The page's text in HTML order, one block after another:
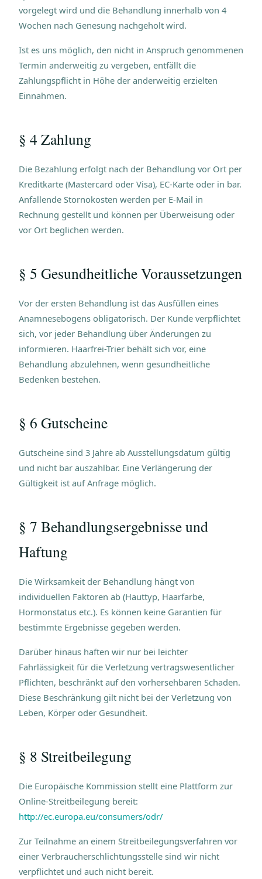
vorgelegt wird und die Behandlung innerhalb von 4
Wochen nach Genesung nachgeholt wird.
Ist es uns möglich, den nicht in Anspruch genommenen
Termin anderweitig zu vergeben, entfällt die
Zahlungspflicht in Höhe der anderweitig erzielten
Einnahmen.
§ 4 Zahlung
Die Bezahlung erfolgt nach der Behandlung vor Ort per
Kreditkarte (Mastercard oder Visa), EC-Karte oder in bar.
Anfallende Stornokosten werden per E-Mail in
Rechnung gestellt und können per Überweisung oder
vor Ort beglichen werden.
§ 5 Gesundheitliche Voraussetzungen
Vor der ersten Behandlung ist das Ausfüllen eines
Anamnesebogens obligatorisch. Der Kunde verpflichtet
sich, vor jeder Behandlung über Änderungen zu
informieren. Haarfrei-Trier behält sich vor, eine
Behandlung abzulehnen, wenn gesundheitliche
Bedenken bestehen.
§ 6 Gutscheine
Gutscheine sind 3 Jahre ab Ausstellungsdatum gültig
und nicht bar auszahlbar. Eine Verlängerung der
Gültigkeit ist auf Anfrage möglich.
§ 7 Behandlungsergebnisse und
Haftung
Die Wirksamkeit der Behandlung hängt von
individuellen Faktoren ab (Hauttyp, Haarfarbe,
Hormonstatus etc.). Es können keine Garantien für
bestimmte Ergebnisse gegeben werden.
Darüber hinaus haften wir nur bei leichter
Fahrlässigkeit für die Verletzung vertragswesentlicher
Pflichten, beschränkt auf den vorhersehbaren Schaden.
Diese Beschränkung gilt nicht bei der Verletzung von
Leben, Körper oder Gesundheit.
§ 8 Streitbeilegung
Die Europäische Kommission stellt eine Plattform zur
Online-Streitbeilegung bereit:
http://ec.europa.eu/consumers/odr/
Zur Teilnahme an einem Streitbeilegungsverfahren vor
einer Verbraucherschlichtungsstelle sind wir nicht
verpflichtet und auch nicht bereit.